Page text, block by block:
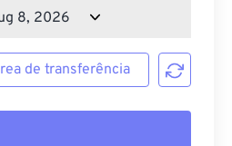
de transferência